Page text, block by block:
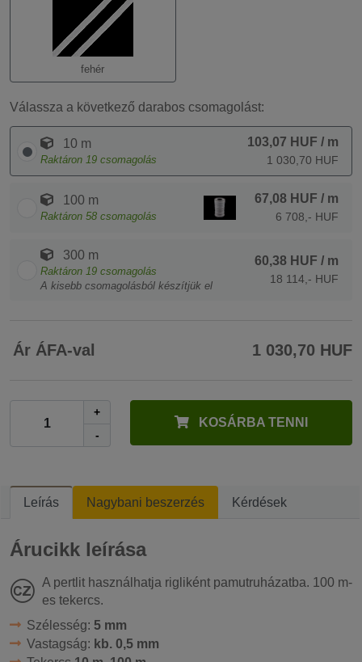
fehér
Válassza a következő darabos csomagolást:
10 m
Raktáron 19 csomagolás
103,07 HUF / m
1 030,70 HUF
100 m
Raktáron 58 csomagolás
67,08 HUF / m
6 708,- HUF
300 m
Raktáron 19 csomagolás
A kisebb csomagolásból készítjük el
60,38 HUF / m
18 114,- HUF
Ár ÁFA-val 1 030,70 HUF
+
-
KOSÁRBA TENNI
Leírás Nagybani beszerzés Kérdések
Árucikk leírása
A pertlit használhatja rigliként pamutruházatba. 100 m-
es tekercs.
Szélesség: 5 mm
Vastagság: kb. 0,5 mm